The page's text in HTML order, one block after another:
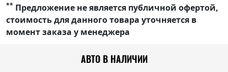
** Предложение не является публичной офертой,
стоимость для данного товара уточняется в
момент заказа у менеджера
АВТО В НАЛИЧИИ